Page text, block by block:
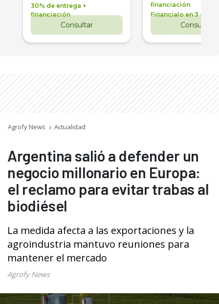
30% de entrega +
financiación
Consultar
financiación
Financialo en 3 años
Consultar
Agrofy News Actualidad
Argentina salió a defender un
negocio millonario en Europa:
el reclamo para evitar trabas al
biodiésel
La medida afecta a las exportaciones y la
agroindustria mantuvo reuniones para
mantener el mercado
Agrofy News